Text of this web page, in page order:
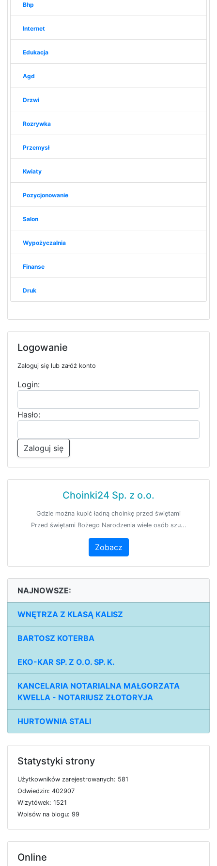
Bhp
Internet
Edukacja
Agd
Drzwi
Rozrywka
Przemysł
Kwiaty
Pozycjonowanie
Salon
Wypożyczalnia
Finanse
Druk
Logowanie
Zaloguj się lub załóż konto
Login:
Hasło:
Zaloguj się
Choinki24 Sp. z o.o.
Gdzie można kupić ładną choinkę przed świętami
Przed świętami Bożego Narodzenia wiele osób szu...
Zobacz
NAJNOWSZE:
WNĘTRZA Z KLASĄ KALISZ
BARTOSZ KOTERBA
EKO-KAR SP. Z O.O. SP. K.
KANCELARIA NOTARIALNA MAŁGORZATA
KWELLA - NOTARIUSZ ZŁOTORYJA
HURTOWNIA STALI
Statystyki strony
Użytkowników zarejestrowanych: 581
Odwiedzin: 402907
Wizytówek: 1521
Wpisów na blogu: 99
Online